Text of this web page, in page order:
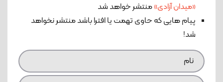
«میدان آزادی»منتشر خواهد شد
پیام هایی که حاوی تهمت یا افترا باشد منتشر نخواهد
شد!